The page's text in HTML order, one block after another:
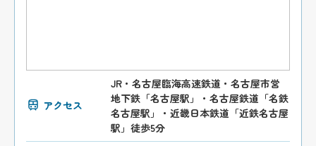
アクセス
JR・名古屋臨海高速鉄道・名古屋市営
地下鉄「名古屋駅」・名古屋鉄道「名鉄
名古屋駅」・近畿日本鉄道「近鉄名古屋
駅」徒歩5分